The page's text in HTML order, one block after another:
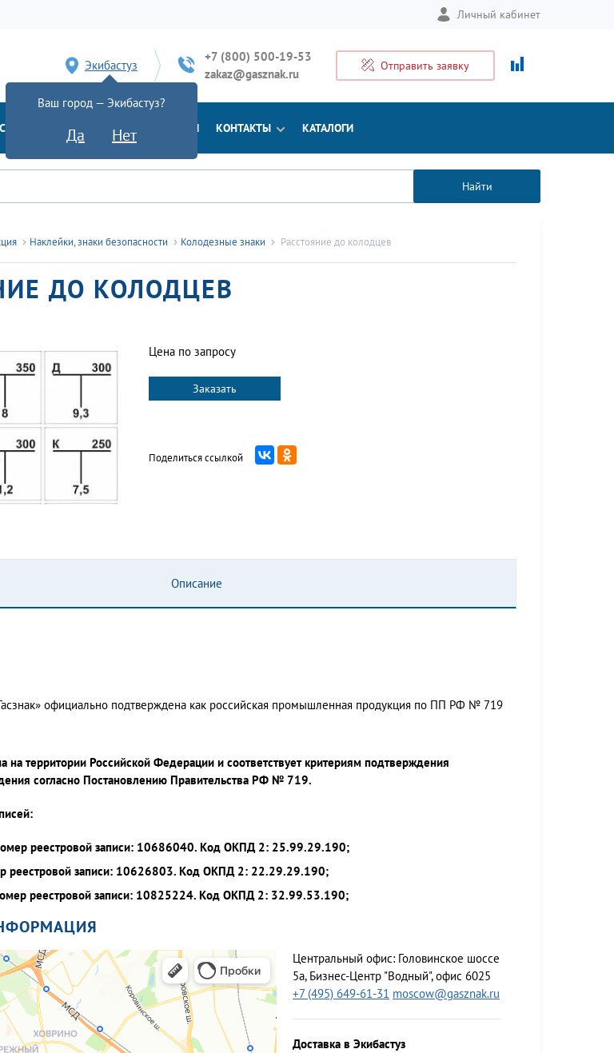
Личный кабинет
Экибастуз
Ваш город — Экибастуз?
Да Нет
+7 (800) 500-19-53
zakaz@gasznak.ru
Отправить заявку
ДОКУМЕНТЫ НОВОСТИ КОНТАКТЫ КАТАЛОГИ
Найти
Наклейки, знаки безопасности Колодезные знаки Расстояние до колодцев
ДО КОЛОДЦЕВ
Цена по запросу
Заказать
Поделиться ссылкой
Описание
официально подтверждена как российская промышленная продукция по ПП РФ № 719
на территории Российской Федерации и соответствует критериям подтверждения
согласно Постановлению Правительства РФ № 719.
реестровой записи: 10686040. Код ОКПД 2: 25.99.29.190;
реестровой записи: 10626803. Код ОКПД 2: 22.29.29.190;
реестровой записи: 10825224. Код ОКПД 2: 32.99.53.190;
Центральный офис: Головинское шоссе
5а, Бизнес-Центр "Водный", офис 6025
+7 (495) 649-61-31 moscow@gasznak.ru
Доставка в Экибастуз